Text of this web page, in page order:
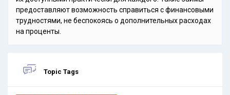
предоставляют возможность справиться с финансовыми
трудностями, не беспокоясь о дополнительных расходах
на проценты.
Topic Tags